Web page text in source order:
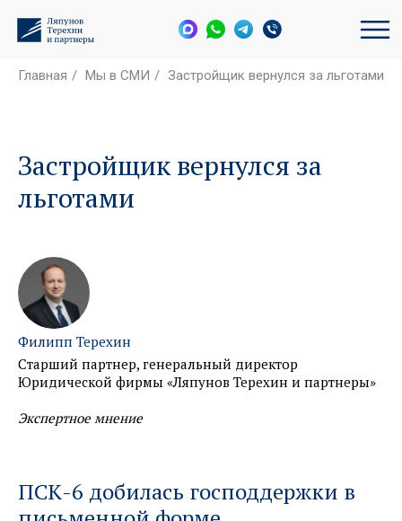
Главная / Мы в СМИ / Застройщик вернулся за льготами
Застройщик вернулся за
льготами
Филипп Терехин
Старший партнер, генеральный директор
Юридической фирмы «Ляпунов Терехин и партнеры»
Экспертное мнение
ПСК-6 добилась господдержки в